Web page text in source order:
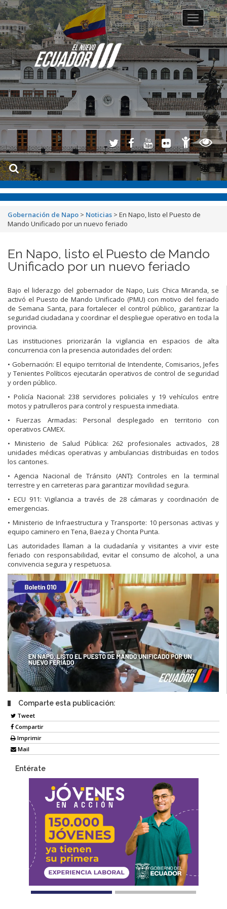
Toggle
Gobernación de Napo > Noticias > En Napo, listo el Puesto de
Mando Unificado por un nuevo feriado
En Napo, listo el Puesto de Mando
Unificado por un nuevo feriado
Bajo el liderazgo del gobernador de Napo, Luis Chica Miranda, se
activó el Puesto de Mando Unificado (PMU) con motivo del feriado
de Semana Santa, para fortalecer el control público, garantizar la
seguridad ciudadana y coordinar el despliegue operativo en toda la
provincia.
Las instituciones priorizarán la vigilancia en espacios de alta
concurrencia con la presencia autoridades del orden:
• Gobernación: El equipo territorial de Intendente, Comisarios, Jefes
y Tenientes Políticos ejecutarán operativos de control de seguridad
y orden público.
• Policía Nacional: 238 servidores policiales y 19 vehículos entre
motos y patrulleros para control y respuesta inmediata.
• Fuerzas Armadas: Personal desplegado en territorio con
operativos CAMEX.
• Ministerio de Salud Pública: 262 profesionales activados, 28
unidades médicas operativas y ambulancias distribuidas en todos
los cantones.
• Agencia Nacional de Tránsito (ANT): Controles en la terminal
terrestre y en carreteras para garantizar movilidad segura.
• ECU 911: Vigilancia a través de 28 cámaras y coordinación de
emergencias.
• Ministerio de Infraestructura y Transporte: 10 personas activas y
equipo caminero en Tena, Baeza y Chonta Punta.
Las autoridades llaman a la ciudadanía y visitantes a vivir este
feriado con responsabilidad, evitar el consumo de alcohol, a una
convivencia segura y respetuosa.
Comparte esta publicación:
Tweet
Compartir
Imprimir
Mail
Entérate